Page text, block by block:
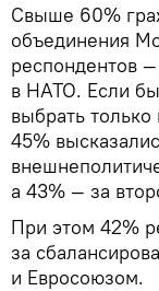
Свыше 60%
объединения
респондентов
в НАТО. Если
выбрать
45%
а 43% — за
При этом 42%
за
и Евросоюзом.